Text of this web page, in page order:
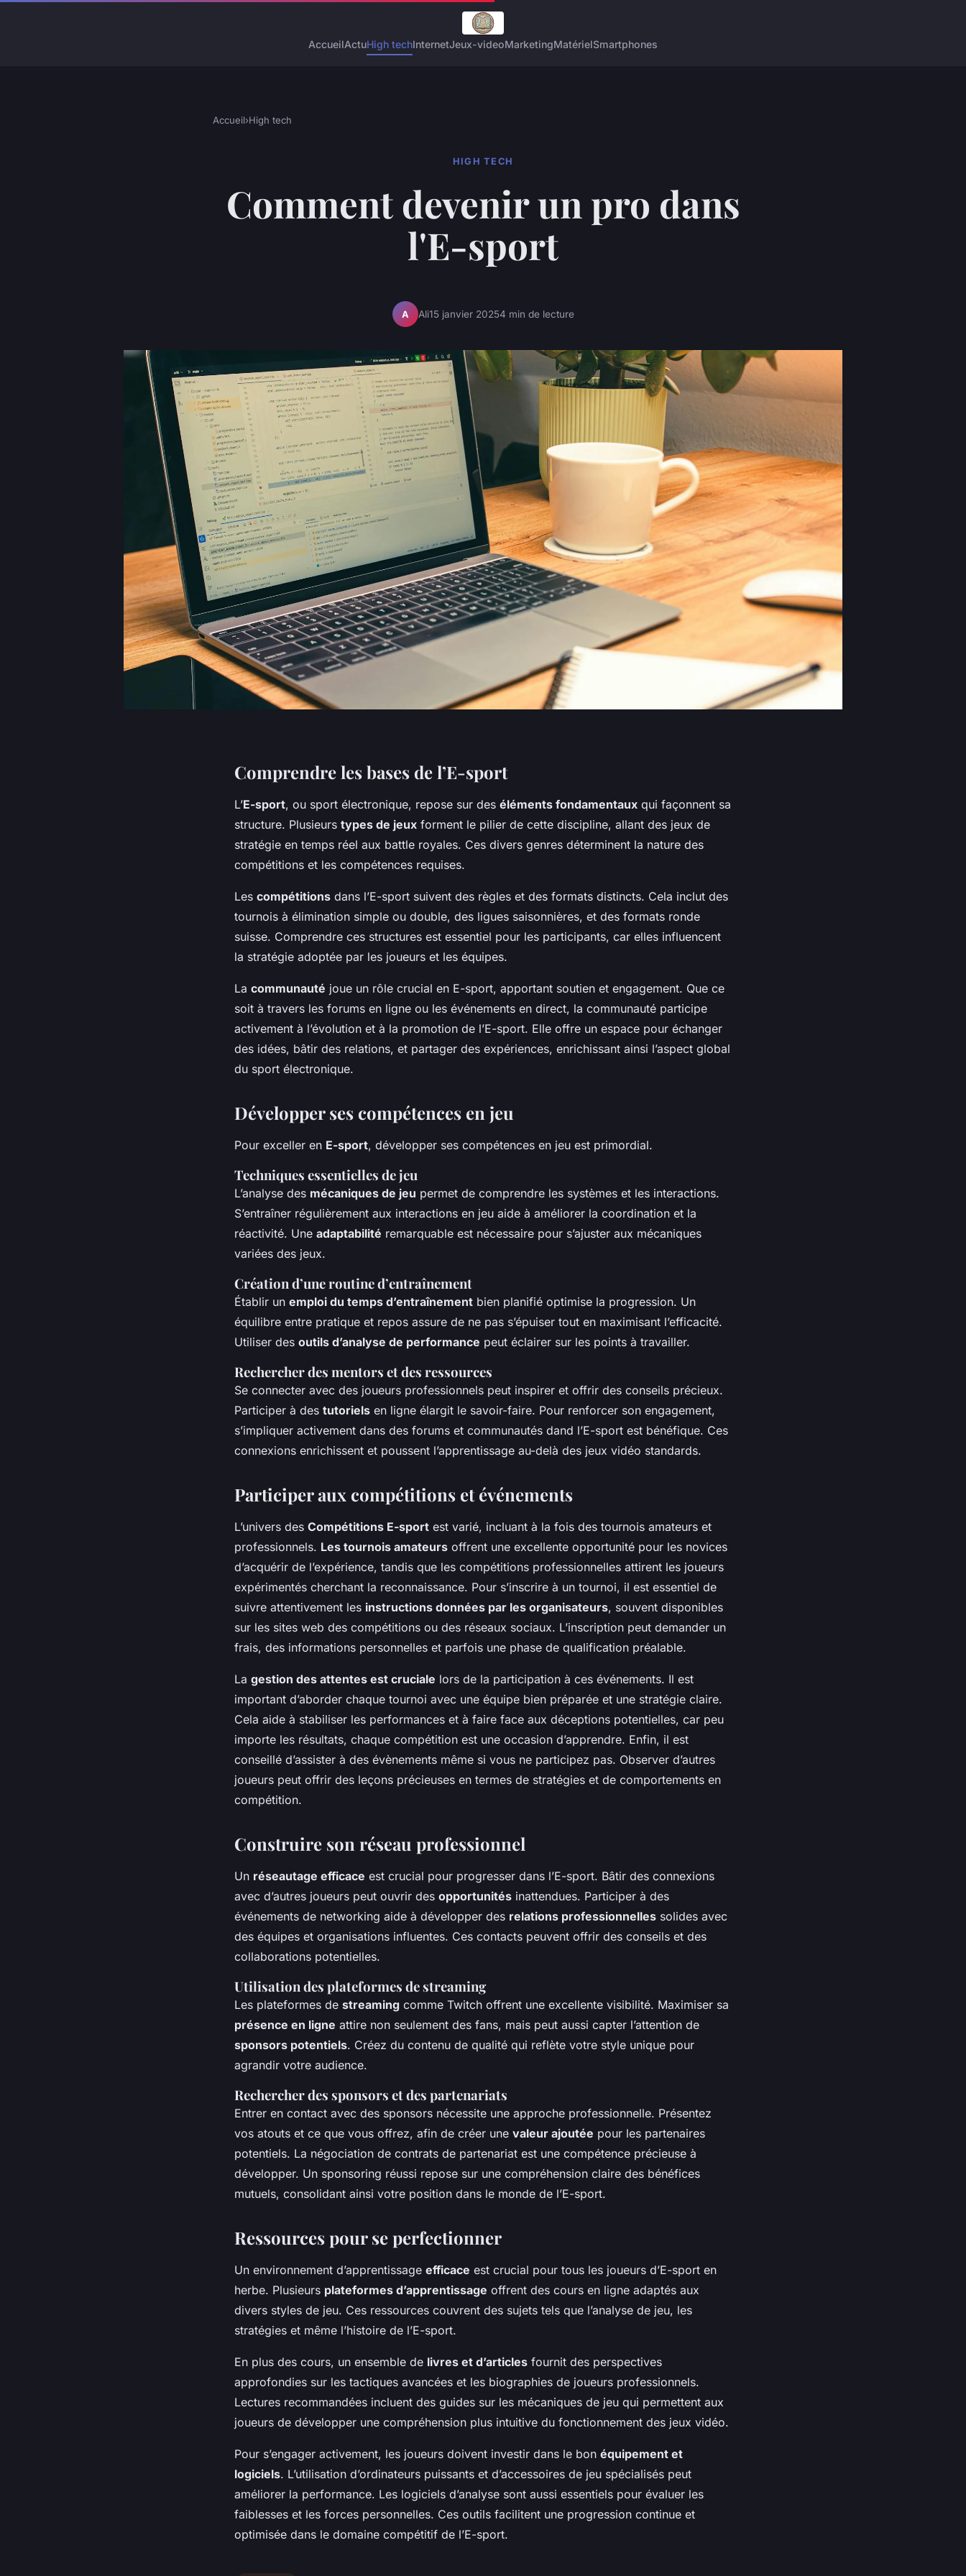
AccueilActuHigh techInternetJeux-videoMarketingMatérielSmartphones
Accueil›High tech
HIGH TECH
Comment devenir un pro dans
l'E-sport
A Ali15 janvier 20254 min de lecture
Comprendre les bases de l’E-sport
L’E-sport, ou sport électronique, repose sur des éléments fondamentaux qui façonnent sa
structure. Plusieurs types de jeux forment le pilier de cette discipline, allant des jeux de
stratégie en temps réel aux battle royales. Ces divers genres déterminent la nature des
compétitions et les compétences requises.
Les compétitions dans l’E-sport suivent des règles et des formats distincts. Cela inclut des
tournois à élimination simple ou double, des ligues saisonnières, et des formats ronde
suisse. Comprendre ces structures est essentiel pour les participants, car elles influencent
la stratégie adoptée par les joueurs et les équipes.
La communauté joue un rôle crucial en E-sport, apportant soutien et engagement. Que ce
soit à travers les forums en ligne ou les événements en direct, la communauté participe
activement à l’évolution et à la promotion de l’E-sport. Elle offre un espace pour échanger
des idées, bâtir des relations, et partager des expériences, enrichissant ainsi l’aspect global
du sport électronique.
Développer ses compétences en jeu
Pour exceller en E-sport, développer ses compétences en jeu est primordial.
Techniques essentielles de jeu
L’analyse des mécaniques de jeu permet de comprendre les systèmes et les interactions.
S’entraîner régulièrement aux interactions en jeu aide à améliorer la coordination et la
réactivité. Une adaptabilité remarquable est nécessaire pour s’ajuster aux mécaniques
variées des jeux.
Création d’une routine d’entraînement
Établir un emploi du temps d’entraînement bien planifié optimise la progression. Un
équilibre entre pratique et repos assure de ne pas s’épuiser tout en maximisant l’efficacité.
Utiliser des outils d’analyse de performance peut éclairer sur les points à travailler.
Rechercher des mentors et des ressources
Se connecter avec des joueurs professionnels peut inspirer et offrir des conseils précieux.
Participer à des tutoriels en ligne élargit le savoir-faire. Pour renforcer son engagement,
s’impliquer activement dans des forums et communautés dand l’E-sport est bénéfique. Ces
connexions enrichissent et poussent l’apprentissage au-delà des jeux vidéo standards.
Participer aux compétitions et événements
L’univers des Compétitions E-sport est varié, incluant à la fois des tournois amateurs et
professionnels. Les tournois amateurs offrent une excellente opportunité pour les novices
d’acquérir de l’expérience, tandis que les compétitions professionnelles attirent les joueurs
expérimentés cherchant la reconnaissance. Pour s’inscrire à un tournoi, il est essentiel de
suivre attentivement les instructions données par les organisateurs, souvent disponibles
sur les sites web des compétitions ou des réseaux sociaux. L’inscription peut demander un
frais, des informations personnelles et parfois une phase de qualification préalable.
La gestion des attentes est cruciale lors de la participation à ces événements. Il est
important d’aborder chaque tournoi avec une équipe bien préparée et une stratégie claire.
Cela aide à stabiliser les performances et à faire face aux déceptions potentielles, car peu
importe les résultats, chaque compétition est une occasion d’apprendre. Enfin, il est
conseillé d’assister à des évènements même si vous ne participez pas. Observer d’autres
joueurs peut offrir des leçons précieuses en termes de stratégies et de comportements en
compétition.
Construire son réseau professionnel
Un réseautage efficace est crucial pour progresser dans l’E-sport. Bâtir des connexions
avec d’autres joueurs peut ouvrir des opportunités inattendues. Participer à des
événements de networking aide à développer des relations professionnelles solides avec
des équipes et organisations influentes. Ces contacts peuvent offrir des conseils et des
collaborations potentielles.
Utilisation des plateformes de streaming
Les plateformes de streaming comme Twitch offrent une excellente visibilité. Maximiser sa
présence en ligne attire non seulement des fans, mais peut aussi capter l’attention de
sponsors potentiels. Créez du contenu de qualité qui reflète votre style unique pour
agrandir votre audience.
Rechercher des sponsors et des partenariats
Entrer en contact avec des sponsors nécessite une approche professionnelle. Présentez
vos atouts et ce que vous offrez, afin de créer une valeur ajoutée pour les partenaires
potentiels. La négociation de contrats de partenariat est une compétence précieuse à
développer. Un sponsoring réussi repose sur une compréhension claire des bénéfices
mutuels, consolidant ainsi votre position dans le monde de l’E-sport.
Ressources pour se perfectionner
Un environnement d’apprentissage efficace est crucial pour tous les joueurs d’E-sport en
herbe. Plusieurs plateformes d’apprentissage offrent des cours en ligne adaptés aux
divers styles de jeu. Ces ressources couvrent des sujets tels que l’analyse de jeu, les
stratégies et même l’histoire de l’E-sport.
En plus des cours, un ensemble de livres et d’articles fournit des perspectives
approfondies sur les tactiques avancées et les biographies de joueurs professionnels.
Lectures recommandées incluent des guides sur les mécaniques de jeu qui permettent aux
joueurs de développer une compréhension plus intuitive du fonctionnement des jeux vidéo.
Pour s’engager activement, les joueurs doivent investir dans le bon équipement et
logiciels. L’utilisation d’ordinateurs puissants et d’accessoires de jeu spécialisés peut
améliorer la performance. Les logiciels d’analyse sont aussi essentiels pour évaluer les
faiblesses et les forces personnelles. Ces outils facilitent une progression continue et
optimisée dans le domaine compétitif de l’E-sport.